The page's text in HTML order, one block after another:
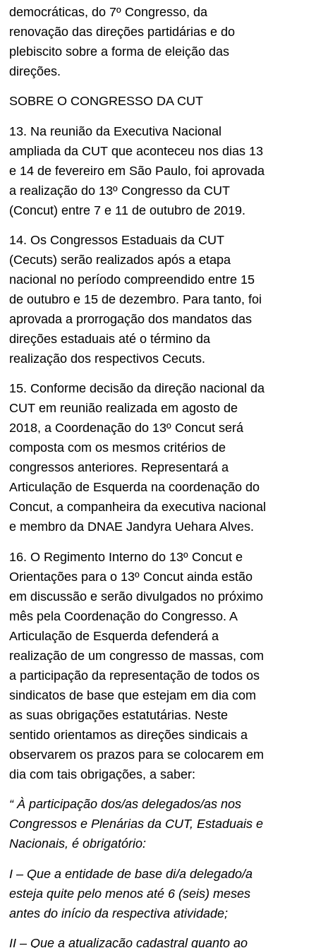
democráticas, do 7º Congresso, da
renovação das direções partidárias e do
plebiscito sobre a forma de eleição das
direções.
SOBRE O CONGRESSO DA CUT
13. Na reunião da Executiva Nacional
ampliada da CUT que aconteceu nos dias 13
e 14 de fevereiro em São Paulo, foi aprovada
a realização do 13º Congresso da CUT
(Concut) entre 7 e 11 de outubro de 2019.
14. Os Congressos Estaduais da CUT
(Cecuts) serão realizados após a etapa
nacional no período compreendido entre 15
de outubro e 15 de dezembro. Para tanto, foi
aprovada a prorrogação dos mandatos das
direções estaduais até o término da
realização dos respectivos Cecuts.
15. Conforme decisão da direção nacional da
CUT em reunião realizada em agosto de
2018, a Coordenação do 13º Concut será
composta com os mesmos critérios de
congressos anteriores. Representará a
Articulação de Esquerda na coordenação do
Concut, a companheira da executiva nacional
e membro da DNAE Jandyra Uehara Alves.
16. O Regimento Interno do 13º Concut e
Orientações para o 13º Concut ainda estão
em discussão e serão divulgados no próximo
mês pela Coordenação do Congresso. A
Articulação de Esquerda defenderá a
realização de um congresso de massas, com
a participação da representação de todos os
sindicatos de base que estejam em dia com
as suas obrigações estatutárias. Neste
sentido orientamos as direções sindicais a
observarem os prazos para se colocarem em
dia com tais obrigações, a saber:
“ À participação dos/as delegados/as nos
Congressos e Plenárias da CUT, Estaduais e
Nacionais, é obrigatório:
I – Que a entidade de base di/a delegado/a
esteja quite pelo menos até 6 (seis) meses
antes do início da respectiva atividade;
II – Que a atualização cadastral quanto ao